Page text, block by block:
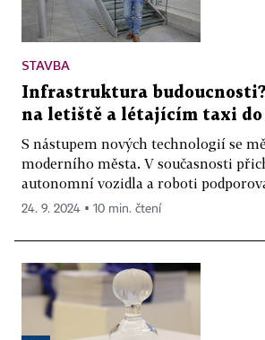
STAVBA
Infrastruktura
na letiště a létajícím taxi do
S nástupem nových technologií se
moderního města. V současnosti
autonomní vozidla a roboti
24. 9. 2024 ▪ 10 min. čtení